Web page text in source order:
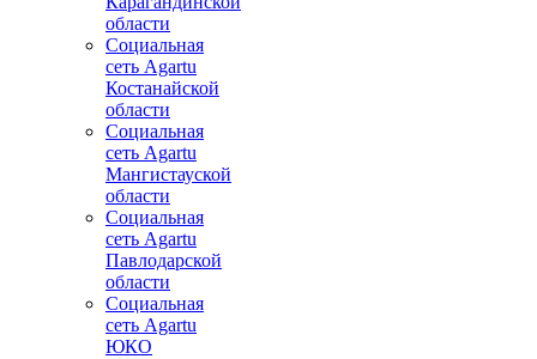
области
Социальная
сеть Agartu
Костанайской
области
Социальная
сеть Agartu
Мангистауской
области
Социальная
сеть Agartu
Павлодарской
области
Социальная
сеть Agartu
ЮКО